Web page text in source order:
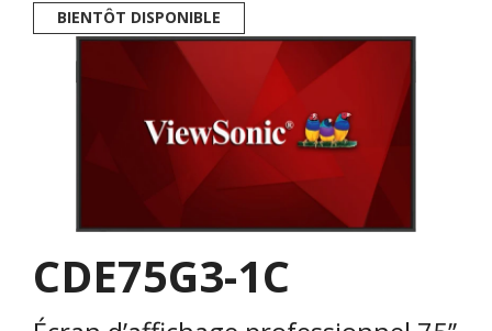
BIENTÔT DISPONIBLE
CDE75G3-1C